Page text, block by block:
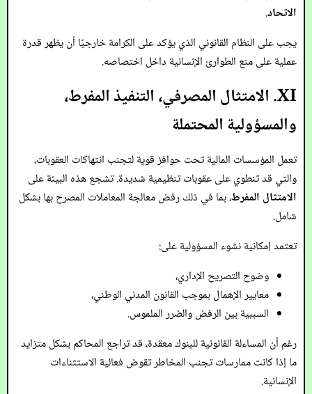
الاتحاد.
يجب على النظام القانوني الذي يؤكد على الكرامة خارجيًا أن يظهر قدرة
عملية على منع الطوارئ الإنسانية داخل اختصاصه.
XI. الامتثال المصرفي، التنفيذ المفرط،
والمسؤولية المحتملة
تعمل المؤسسات المالية تحت حوافز قوية لتجنب انتهاكات العقوبات،
والتي قد تنطوي على عقوبات تنظيمية شديدة. تشجع هذه البيئة على
الامتثال المفرط، بما في ذلك رفض معالجة المعاملات المصرح بها بشكل
شامل.
تعتمد إمكانية نشوء المسؤولية على:
وضوح التصريح الإداري،
معايير الإهمال بموجب القانون المدني الوطني،
السببية بين الرفض والضرر الملموس.
رغم أن المساءلة القانونية للبنوك معقدة، قد تراجع المحاكم بشكل متزايد
ما إذا كانت ممارسات تجنب المخاطر تقوض فعالية الاستثناءات
الإنسانية.